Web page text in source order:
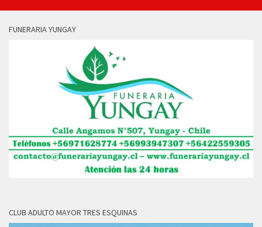
FUNERARIA YUNGAY
CLUB ADULTO MAYOR TRES ESQUINAS